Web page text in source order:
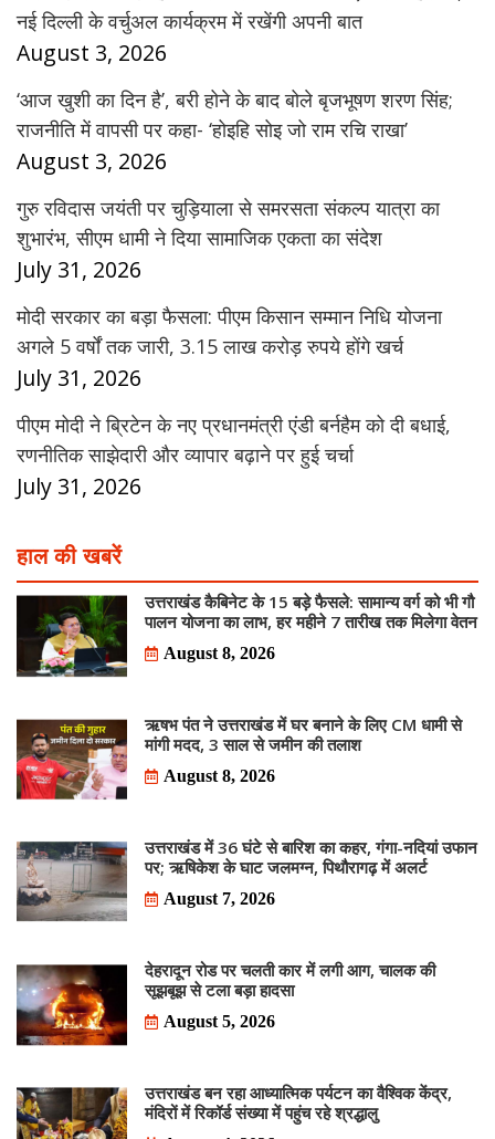
नई दिल्ली के वर्चुअल कार्यक्रम में रखेंगी अपनी बात
August 3, 2026
‘आज खुशी का दिन है’, बरी होने के बाद बोले बृजभूषण शरण सिंह;
राजनीति में वापसी पर कहा- ‘होइहि सोइ जो राम रचि राखा’
August 3, 2026
गुरु रविदास जयंती पर चुड़ियाला से समरसता संकल्प यात्रा का
शुभारंभ, सीएम धामी ने दिया सामाजिक एकता का संदेश
July 31, 2026
मोदी सरकार का बड़ा फैसला: पीएम किसान सम्मान निधि योजना
अगले 5 वर्षों तक जारी, 3.15 लाख करोड़ रुपये होंगे खर्च
July 31, 2026
पीएम मोदी ने ब्रिटेन के नए प्रधानमंत्री एंडी बर्नहैम को दी बधाई,
रणनीतिक साझेदारी और व्यापार बढ़ाने पर हुई चर्चा
July 31, 2026
हाल की खबरें
उत्तराखंड कैबिनेट के 15 बड़े फैसले: सामान्य वर्ग को भी गौ
पालन योजना का लाभ, हर महीने 7 तारीख तक मिलेगा वेतन
August 8, 2026
ऋषभ पंत ने उत्तराखंड में घर बनाने के लिए CM धामी से
मांगी मदद, 3 साल से जमीन की तलाश
August 8, 2026
उत्तराखंड में 36 घंटे से बारिश का कहर, गंगा-नदियां उफान
पर; ऋषिकेश के घाट जलमग्न, पिथौरागढ़ में अलर्ट
August 7, 2026
देहरादून रोड पर चलती कार में लगी आग, चालक की
सूझबूझ से टला बड़ा हादसा
August 5, 2026
उत्तराखंड बन रहा आध्यात्मिक पर्यटन का वैश्विक केंद्र,
मंदिरों में रिकॉर्ड संख्या में पहुंच रहे श्रद्धालु